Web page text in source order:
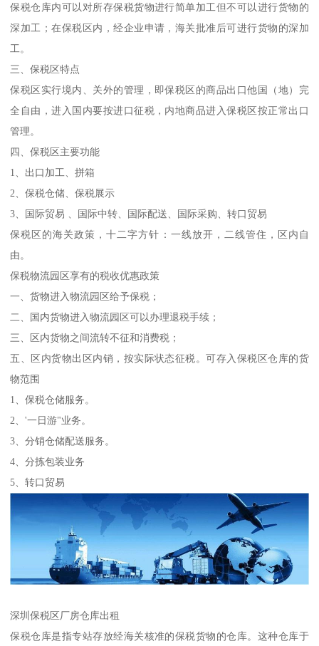
保税仓库内可以对所存保税货物进行简单加工但不可以进行货物的
深加工；在保税区内，经企业申请，海关批准后可进行货物的深加
工。
三、保税区特点
保税区实行境内、关外的管理，即保税区的商品出口他国（地）完
全自由，进入国内要按进口征税，内地商品进入保税区按正常出口
管理。
四、保税区主要功能
1、出口加工、拼箱
2、保税仓储、保税展示
3、国际贸易 、国际中转、国际配送、国际采购、转口贸易
保税区的海关政策，十二字方针：一线放开，二线管住，区内自
由。
保税物流园区享有的税收优惠政策
一、货物进入物流园区给予保税；
二、国内货物进入物流园区可以办理退税手续；
三、区内货物之间流转不征和消费税；
五、区内货物出区内销，按实际状态征税。可存入保税区仓库的货
物范围
1、保税仓储服务。
2、'一日游"业务。
3、分销仓储配送服务。
4、分拣包装业务
5、转口贸易
深圳保税区厂房仓库出租
保税仓库是指专站存放经海关核准的保税货物的仓库。这种仓库于